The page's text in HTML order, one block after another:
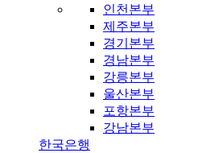
인천본부
제주본부
경기본부
경남본부
강릉본부
울산본부
포항본부
강남본부
한국은행